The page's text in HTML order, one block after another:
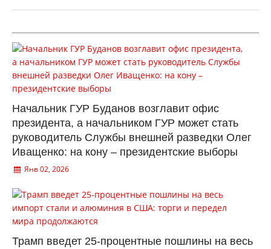
Начальник ГУР Буданов возглавит офис
президента, а начальником ГУР может стать
руководитель Службы внешней разведки Олег
Иващенко: на кону – президентские выборы
Янв 02, 2026
Трамп введет 25-процентные пошлины на весь